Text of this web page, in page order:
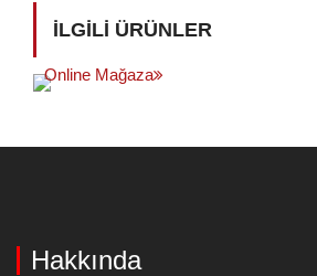
İLGILI ÜRÜNLER
Online Mağaza
Hakkında